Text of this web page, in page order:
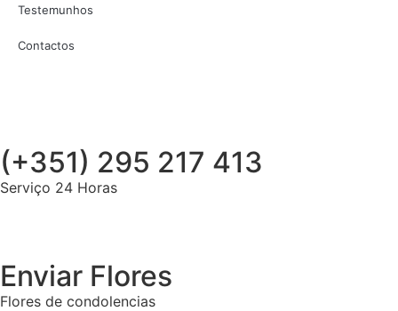
Testemunhos
Contactos
(+351) 295 217 413
Serviço 24 Horas
Enviar Flores
Flores de condolencias